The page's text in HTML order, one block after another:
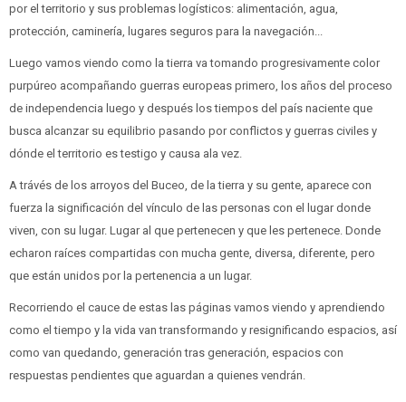
por el territorio y sus problemas logísticos: alimentación, agua,
protección, caminería, lugares seguros para la navegación...
Luego vamos viendo como la tierra va tomando progresivamente color
purpúreo acompañando guerras europeas primero, los años del proceso
de independencia luego y después los tiempos del país naciente que
busca alcanzar su equilibrio pasando por conflictos y guerras civiles y
dónde el territorio es testigo y causa ala vez.
A trávés de los arroyos del Buceo, de la tierra y su gente, aparece con
fuerza la significación del vínculo de las personas con el lugar donde
viven, con su lugar. Lugar al que pertenecen y que les pertenece. Donde
echaron raíces compartidas con mucha gente, diversa, diferente, pero
que están unidos por la pertenencia a un lugar.
Recorriendo el cauce de estas las páginas vamos viendo y aprendiendo
como el tiempo y la vida van transformando y resignificando espacios, así
como van quedando, generación tras generación, espacios con
respuestas pendientes que aguardan a quienes vendrán.